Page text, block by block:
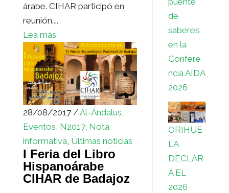
árabe. CIHAR participó en
reunión....
Lea más
28/08/2017 /Al-Ándalus,
Eventos, N2017, Nota
informativa, Últimas noticias
I Feria del Libro
Hispanoárabe
CIHAR de Badajoz
de
saberes
en la
Confere
ncia AIDA
2026
ORIHUE
LA
DECLAR
A EL
2026